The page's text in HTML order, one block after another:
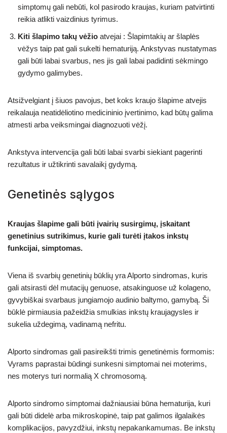
simptomų gali nebūti, kol pasirodo kraujas, kuriam patvirtinti
reikia atlikti vaizdinius tyrimus.
Kiti šlapimo takų vėžio atvejai : Šlapimtakių ar šlaplės
vėžys taip pat gali sukelti hematuriją. Ankstyvas nustatymas
gali būti labai svarbus, nes jis gali labai padidinti sėkmingo
gydymo galimybes.
Atsižvelgiant į šiuos pavojus, bet koks kraujo šlapime atvejis
reikalauja neatidėliotino medicininio įvertinimo, kad būtų galima
atmesti arba veiksmingai diagnozuoti vėžį.
Ankstyva intervencija gali būti labai svarbi siekiant pagerinti
rezultatus ir užtikrinti savalaikį gydymą.
Genetinės sąlygos
Kraujas šlapime gali būti įvairių susirgimų, įskaitant
genetinius sutrikimus, kurie gali turėti įtakos inkstų
funkcijai, simptomas.
Viena iš svarbių genetinių būklių yra Alporto sindromas, kuris
gali atsirasti dėl mutacijų genuose, atsakinguose už kolageno,
gyvybiškai svarbaus jungiamojo audinio baltymo, gamybą. Ši
būklė pirmiausia pažeidžia smulkias inkstų kraujagysles ir
sukelia uždegimą, vadinamą nefritu.
Alporto sindromas gali pasireikšti trimis genetinėmis formomis:
Vyrams paprastai būdingi sunkesni simptomai nei moterims,
nes moterys turi normalią X chromosomą.
Alporto sindromo simptomai dažniausiai būna hematurija, kuri
gali būti didelė arba mikroskopinė, taip pat galimos ilgalaikės
komplikacijos, pavyzdžiui, inkstų nepakankamumas. Be inkstų